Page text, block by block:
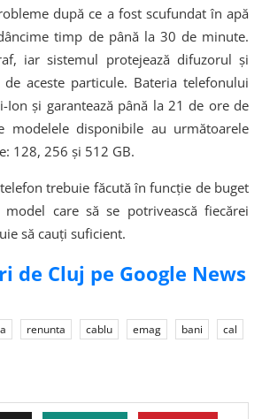
după ce a fost scufundat în apă
timp de până la 30 de minute.
iar sistemul protejează difuzorul și
aceste particule. Bateria telefonului
Ion și garantează până la 21 de ore de
modelele disponibile au următoarele
128, 256 și 512 GB.
trebuie făcută în funcție de buget
care să se potrivească fiecărei
să cauți suficient.
de Cluj pe Google News
renunta cablu emag bani
cal